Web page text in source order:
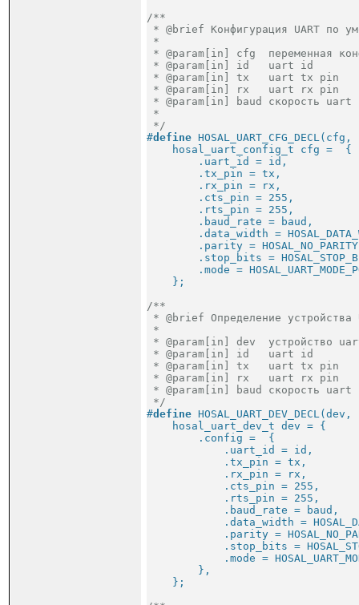
/**
* @brief Конфигурация UART по
*
* @param[in] cfg  переменная
* @param[in] id   uart id
* @param[in] tx   uart tx pin
* @param[in] rx   uart rx pin
* @param[in] baud скорость uart
*
*/
#define
hosal_uart_config_t cfg =  {
.uart_id = id,
.tx_pin = tx,
.rx_pin = rx,
.cts_pin = 255,
.rts_pin = 255,
.baud_rate = baud,
.data_width =
.parity =
.stop_bits =
.mode =
    };
/**
* @brief Определение устройства
*
* @param[in] dev  устройство
* @param[in] id   uart id
* @param[in] tx   uart tx pin
* @param[in] rx   uart rx pin
* @param[in] baud скорость uart
*/
#define
hosal_uart_dev_t dev = {
.config =  {
.uart_id = id,
.tx_pin = tx,
.rx_pin = rx,
.cts_pin = 255,
.rts_pin = 255,
.baud_rate = baud,
.data_width =
.parity =
.stop_bits =
.mode =
},
    };